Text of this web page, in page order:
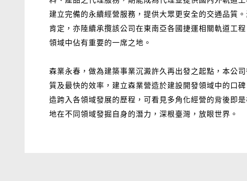
建立完備的永續經營服務，提供大眾更安全的交通品質
肯定，亦陸續承攬該公司在東南亞各國捷運相關軌道工
領域中佔有重要的一席之地。
森業永春，做為建築事業沉澱許久再出發之起點，本公
質及最快的效率，建立森業營造於建設開發領域中的口
造跨入各領域發展的歷程，可看見多角化經營的背後即
地在不同領域發掘自身的潛力，深根臺灣，放眼世界。